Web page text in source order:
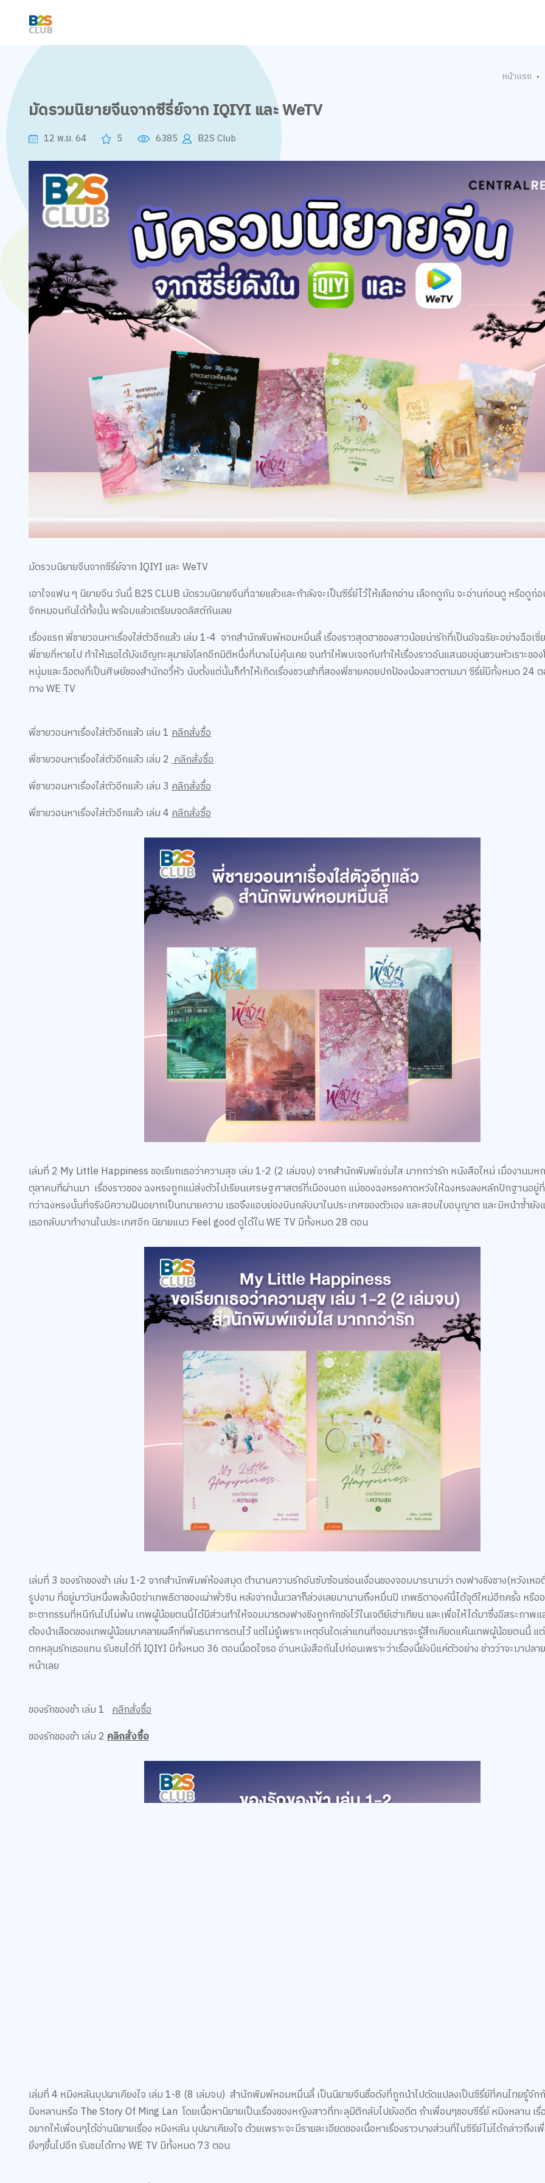
หน้าแรก •
มัดรวมนิยายจีนจากซีรี่ย์จาก IQIYI และ WeTV
12 พ.ย. 64 5 6385 B2S Club
มัดรวมนิยายจีนจากซีรี่ย์จาก IQIYI และ WeTV
เอาใจแฟน ๆ นิยายจีน วันนี้ B2S CLUB มัดรวมนิยายจีนที่ฉายแล้วและกำลังจะเป็นซีรี่ย์ไว้ให้เลือกอ่าน เลือกดูกัน จะอ่านก่อนดู หรือดูก่
จิกหมอนกันได้ทั้งนั้น พร้อมแล้วเตรียมจดลิสต์กันเลย
เรื่องแรก พี่ชายวอนหาเรื่องใส่ตัวอีกแล้ว เล่ม 1-4 จากสำนักพิมพ์หอมหมื่นลี้ เรื่องราวสุดฮาของสาวน้อยน่ารักที่เป็นอัจฉริยะอย่างฉือเซี่
พี่ชายที่หายไป ทำให้เธอได้บังเอิญทะลุมายังโลกอีกมิติหนึ่งที่นางไม่คุ้นเคย จนทำให้พบเจอกับทำให้เรื่องราวอันแสนอบอุ่นชวนหัวเราะขอ
หนุ่มและฉือตงที่เป็นศิษย์ของสำนักอวี้หัว นับตั้งแต่นั้นก็ทำให้เกิดเรื่องชวนขำที่สองพี่ชายคอยปกป้องน้องสาวตามมา ซีรี่ย์มีทั้งหมด 24
ทาง WE TV
พี่ชายวอนหาเรื่องใส่ตัวอีกแล้ว เล่ม 1คลิกสั่งซื้อ
พี่ชายวอนหาเรื่องใส่ตัวอีกแล้ว เล่ม 2คลิกสั่งซื้อ
พี่ชายวอนหาเรื่องใส่ตัวอีกแล้ว เล่ม 3คลิกสั่งซื้อ
พี่ชายวอนหาเรื่องใส่ตัวอีกแล้ว เล่ม 4คลิกสั่งซื้อ
เล่มที่ 2 My Little Happiness ขอเรียกเธอว่าความสุข เล่ม 1-2 (2 เล่มจบ) จากสำนักพิมพ์แจ่มใส มากกว่ารัก หนังสือใหม่ เมื่องานมห
ตุลาคมที่ผ่านมา เรื่องราวของ ฉงหรงถูกแม่ส่งตัวไปเรียนเศรษฐศาสตร์ที่เมืองนอก แม่ของฉงหรงคาดหวังให้ฉงหรงลงหลักปักฐานอยู่
ทว่าฉงหรงนั้นที่จริงมีความฝันอยากเป็นทนายความ เธอจึงแอบย่องบินกลับมาในประเทศของตัวเอง และสอบใบอนุญาต และมิหนำซ้ำยัง
เธอกลับมาทำงานในประเทศอีก นิยายแนว Feel good ดูได้ใน WE TV มีทั้งหมด 28 ตอน
เล่มที่ 3 ของรักของข้า เล่ม 1-2 จากสำนักพิมพ์ห้องสมุด ตำนานความรักอันซับซ้อนซ่อนเงื่อนของจอมมารนามว่า ตงฟางชิงชาง(หวังเหอ
รูปงาม ที่อยู่มาวันหนึ่งพลั้งมือฆ่าเทพธิดาของเผ่าพั่วซิน หลังจากนั้นเวลาก็ล่วงเลยมานานถึงหมื่นปี เทพธิดาองค์นี้ได้จุติใหม่อีกครั้ง หรือ
ชะตากรรมที่หนีกันไปไม่พ้น เทพผู้น้อยตนนี้ได้มีส่วนทำให้จอมมารตงฟางชิงถูกกักขังไว้ในเจดีย์เฮ่าเทียน และเพื่อให้ได้มาซึ่งอิสระภาพแ
ต้องนำเลือดของเทพผู้น้อยมาคลายผลึกที่พันธนาการตนไว้ แต่ไม่รู้เพราะเหตุอันใดเล่าแทนที่จอมมารจะรู้สึกเคียดแค้นเทพผู้น้อยตนนี้ แ
ตกหลุมรักเธอแทน รับชมได้ที่ IQIYI มีทั้งหมด 36 ตอนนี้อดใจรอ อ่านหนังสือกันไปก่อนเพราะว่าเรื่องนี้ยังมีแค่ตัวอย่าง ข่าวว่าจะมาปล
หน้าเลย
ของรักของข้า เล่ม 1คลิกสั่งซื้อ
ของรักของข้า เล่ม 2คลิกสั่งซื้อ
เล่มที่ 4 หมิงหลันบุปผาเคียงใจ เล่ม 1-8 (8 เล่มจบ) สำนักพิมพ์หอมหมื่นลี้ เป็นนิยายจีนชื่อดังที่ถูกนำไปดัดแปลงเป็นซีรี่ย์ที่คนไทยรู้จัก
มิงหลานหรือ The Story Of Ming Lan โดยเนื้อหานิยายเป็นเรื่องของหญิงสาวที่ทะลุมิติกลับไปยังอดีต ถ้าเพื่อนๆชอบซีรี่ย์ หมิงหลาน เ
อยากให้เพื่อนๆได้อ่านนิยายเรื่อง หมิงหลัน บุปผาเคียงใจ ด้วยเพราะจะมีรายละเอียดของเนื้อหาเรื่องราวบางส่วนที่ในซีรีย์ไม่ได้กล่าวถึงเ
ยิ่งๆขึ้นไปอีก รับชมได้ทาง WE TV มีทั้งหมด 73 ตอน